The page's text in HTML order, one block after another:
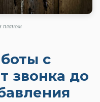
планом
с
звонка до